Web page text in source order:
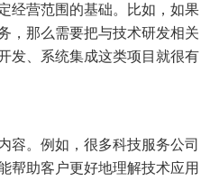
经营范围的基础。比如，如果
，那么需要把与技术研发相关
发、系统集成这类项目就很有
容。例如，很多科技服务公司
帮助客户更好地理解技术应用